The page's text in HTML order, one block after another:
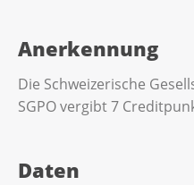
Anerkennung
Die Schweizerische
SGPO vergibt 7
Daten